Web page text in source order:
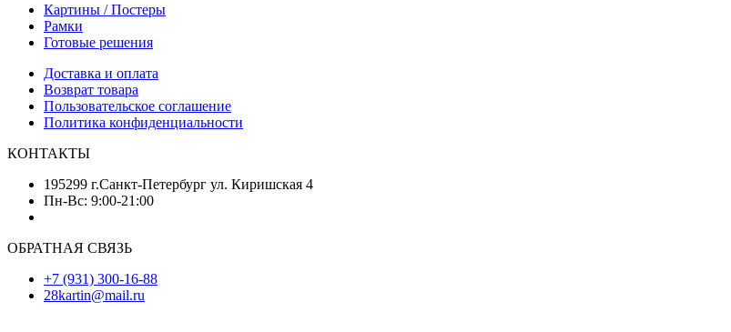
Картины / Постеры
Рамки
Готовые решения
Доставка и оплата
Возврат товара
Пользовательское соглашение
Политика конфиденциальности
КОНТАКТЫ
195299 г.Санкт-Петербург ул. Киришская 4
Пн-Вс: 9:00-21:00
ОБРАТНАЯ СВЯЗЬ
+7 (931) 300-16-88
28kartin@mail.ru